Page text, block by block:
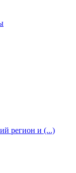
регион и (...)